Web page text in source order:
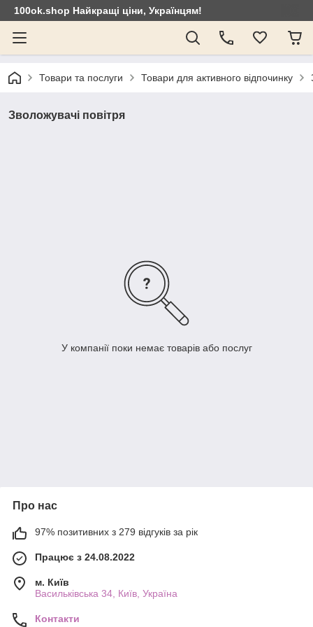
100ok.shop Найкращі ціни, Українцям!
Товари та послуги Товари для активного відпочинку
Зволожувачі повітря
У компанії поки немає товарів або послуг
Про нас
97% позитивних з 279 відгуків за рік
Працює з 24.08.2022
м. Київ
Васильківська 34, Київ, Україна
Контакти